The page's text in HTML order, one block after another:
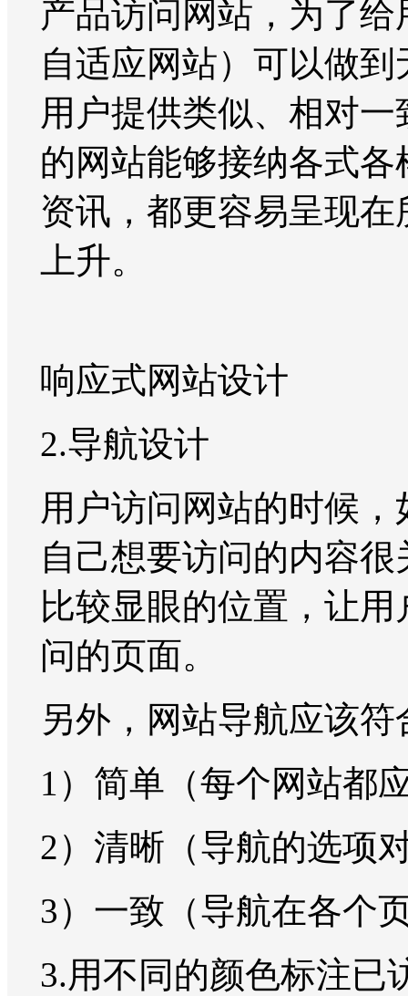
产品访问网站，为了
自适应网站）可以做
用户提供类似、相对
的网站能够接纳各式
资讯，都更容易呈现
上升。
响应式网站设计
2.导航设计
用户访问网站的时候
自己想要访问的内容
比较显眼的位置，让
问的页面。
另外，网站导航应该
1）简单（每个网站都
2）清晰（导航的选项
3）一致（导航在各个
3.用不同的颜色标注已